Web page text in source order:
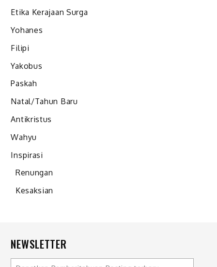
Etika Kerajaan Surga
Yohanes
Filipi
Yakobus
Paskah
Natal/Tahun Baru
Antikristus
Wahyu
Inspirasi
Renungan
Kesaksian
NEWSLETTER